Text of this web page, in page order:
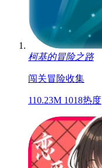
柯基的冒险之路
闯关冒险收集
110.23M 1018热度